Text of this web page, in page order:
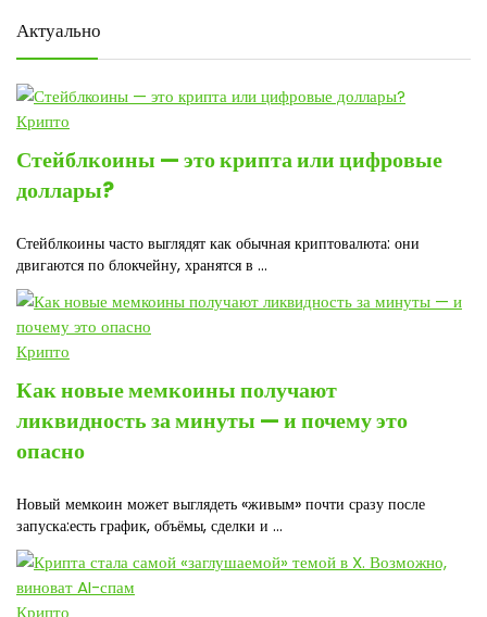
Актуально
Крипто
Стейблкоины — это крипта или цифровые
доллары?
Стейблкоины часто выглядят как обычная криптовалюта: они
двигаются по блокчейну, хранятся в ...
Крипто
Как новые мемкоины получают
ликвидность за минуты — и почему это
опасно
Новый мемкоин может выглядеть «живым» почти сразу после
запуска:есть график, объёмы, сделки и ...
Крипто